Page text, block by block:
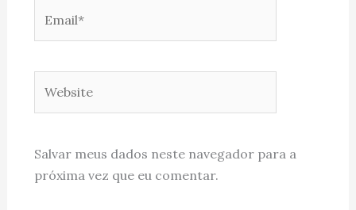
Salvar meus dados neste navegador para a
próxima vez que eu comentar.